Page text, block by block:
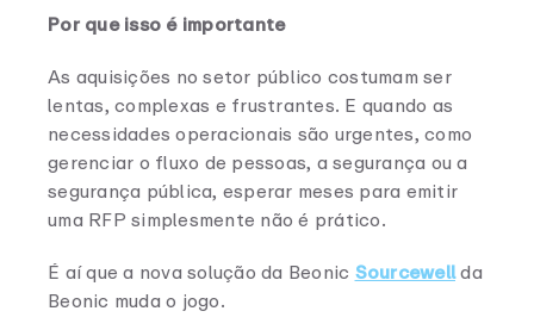
Por que isso é importante
As aquisições no setor público costumam ser
lentas, complexas e frustrantes. E quando as
necessidades operacionais são urgentes, como
gerenciar o fluxo de pessoas, a segurança ou a
segurança pública, esperar meses para emitir
uma RFP simplesmente não é prático.
É aí que a nova solução da Beonic Sourcewellda
Beonic muda o jogo.